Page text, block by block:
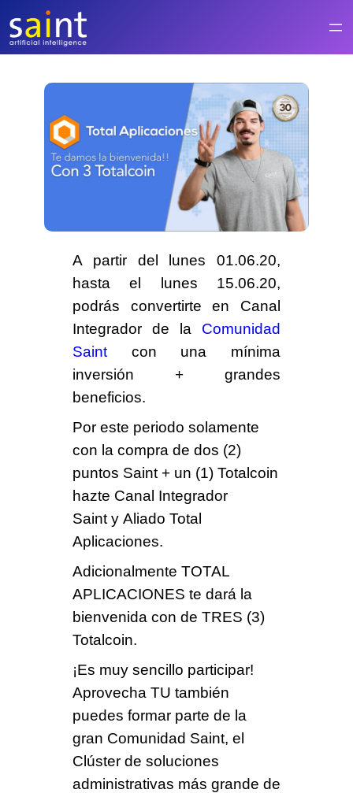
contenido
A partir del lunes01.06.20,
hasta el lunes 15.06.20,
podrás convertirte en Canal
Integrador de la Comunidad
Saintcon una mínima
inversión + grandes
beneficios.
Por este periodo solamente
con la compra de dos (2)
puntos Saint + un (1) Totalcoin
hazte Canal Integrador
Saint y Aliado Total
Aplicaciones.
Adicionalmente TOTAL
APLICACIONES te dará la
bienvenida con de TRES (3)
Totalcoin.
¡Es muy sencillo participar!
Aprovecha TU también
puedes formar parte de la
gran Comunidad Saint, el
Clúster de soluciones
administrativas más grande de